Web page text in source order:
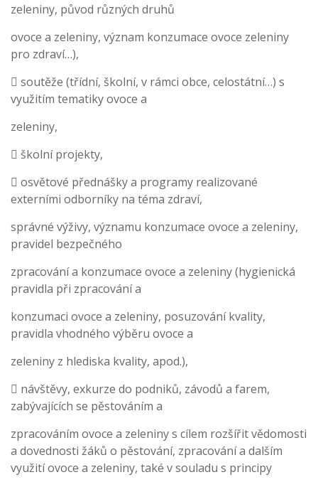
zeleniny, původ různých druhů
ovoce a zeleniny, význam konzumace ovoce zeleniny
pro zdraví…),
 soutěže (třídní, školní, v rámci obce, celostátní…) s
využitím tematiky ovoce a
zeleniny,
 školní projekty,
 osvětové přednášky a programy realizované
externími odborníky na téma zdraví,
správné výživy, významu konzumace ovoce a zeleniny,
pravidel bezpečného
zpracování a konzumace ovoce a zeleniny (hygienická
pravidla při zpracování a
konzumaci ovoce a zeleniny, posuzování kvality,
pravidla vhodného výběru ovoce a
zeleniny z hlediska kvality, apod.),
 návštěvy, exkurze do podniků, závodů a farem,
zabývajících se pěstováním a
zpracováním ovoce a zeleniny s cílem rozšířit vědomosti
a dovednosti žáků o pěstování, zpracování a dalším
využití ovoce a zeleniny, také v souladu s principy